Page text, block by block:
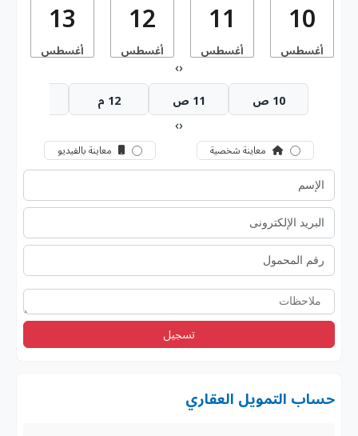
10
أغسطس
11
أغسطس
12
أغسطس
13
أغسطس
‹
›
10 ص 11 ص 12 م
‹
›
معاينة شخصية معاينة بالفيديو
تسجيل
حساب التمويل العقاري